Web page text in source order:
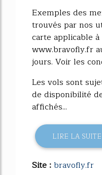
Exemples des
trouvés par nos
carte applicable
www.bravofly.fr
jours. Voir les
Les vols sont
de disponibilité
affichés...
LIRE LA SUITE
Site :bravofly.fr